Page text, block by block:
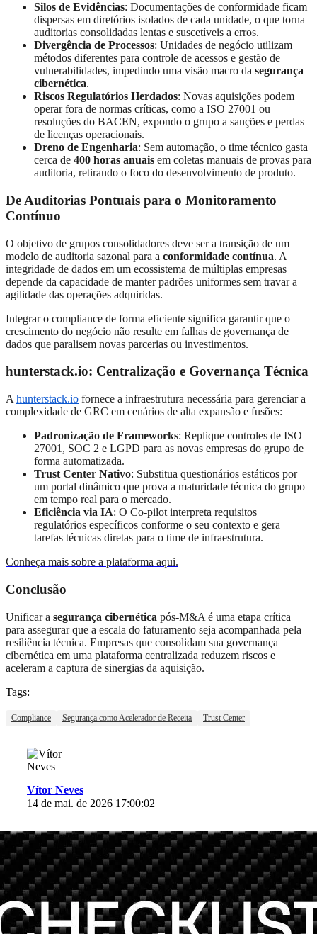
Silos de Evidências: Documentações de conformidade ficam
dispersas em diretórios isolados de cada unidade, o que torna
auditorias consolidadas lentas e suscetíveis a erros.
Divergência de Processos: Unidades de negócio utilizam
métodos diferentes para controle de acessos e gestão de
vulnerabilidades, impedindo uma visão macro da segurança
cibernética.
Riscos Regulatórios Herdados: Novas aquisições podem
operar fora de normas críticas, como a ISO 27001 ou
resoluções do BACEN, expondo o grupo a sanções e perdas
de licenças operacionais.
Dreno de Engenharia: Sem automação, o time técnico gasta
cerca de 400 horas anuais em coletas manuais de provas para
auditoria, retirando o foco do desenvolvimento de produto.
De Auditorias Pontuais para o Monitoramento
Contínuo
O objetivo de grupos consolidadores deve ser a transição de um
modelo de auditoria sazonal para a conformidade contínua. A
integridade de dados em um ecossistema de múltiplas empresas
depende da capacidade de manter padrões uniformes sem travar a
agilidade das operações adquiridas.
Integrar o compliance de forma eficiente significa garantir que o
crescimento do negócio não resulte em falhas de governança de
dados que paralisem novas parcerias ou investimentos.
hunterstack.io: Centralização e Governança Técnica
A hunterstack.io fornece a infraestrutura necessária para gerenciar a
complexidade de GRC em cenários de alta expansão e fusões:
Padronização de Frameworks: Replique controles de ISO
27001, SOC 2 e LGPD para as novas empresas do grupo de
forma automatizada.
Trust Center Nativo: Substitua questionários estáticos por
um portal dinâmico que prova a maturidade técnica do grupo
em tempo real para o mercado.
Eficiência via IA: O Co-pilot interpreta requisitos
regulatórios específicos conforme o seu contexto e gera
tarefas técnicas diretas para o time de infraestrutura.
Conheça mais sobre a plataforma aqui.
Conclusão
Unificar a segurança cibernética pós-M&A é uma etapa crítica
para assegurar que a escala do faturamento seja acompanhada pela
resiliência técnica. Empresas que consolidam sua governança
cibernética em uma plataforma centralizada reduzem riscos e
aceleram a captura de sinergias da aquisição.
Tags:
Compliance Segurança como Acelerador de Receita Trust Center
Vítor Neves
14 de mai. de 2026 17:00:02